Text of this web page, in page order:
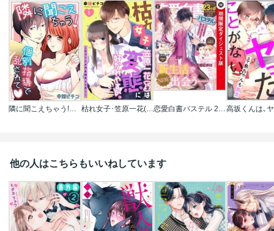
枯れ女子･笠原一花(25)は変態に好かれやすい｡～エリートメガネはストーカー～
他の人はこちらもいいねしています